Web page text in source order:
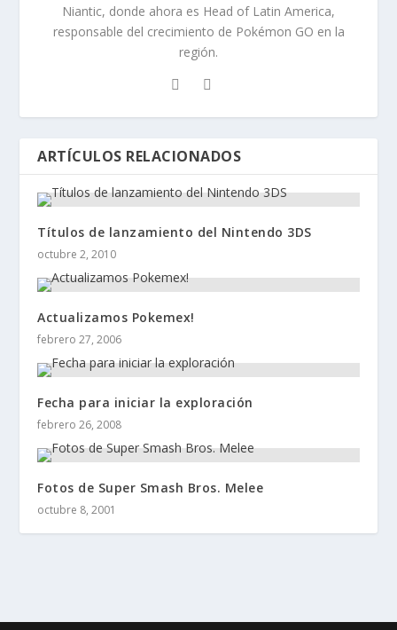
Niantic, donde ahora es Head of Latin America,
responsable del crecimiento de Pokémon GO en la
región.
ARTÍCULOS RELACIONADOS
Títulos de lanzamiento del Nintendo 3DS
octubre 2, 2010
Actualizamos Pokemex!
febrero 27, 2006
Fecha para iniciar la exploración
febrero 26, 2008
Fotos de Super Smash Bros. Melee
octubre 8, 2001